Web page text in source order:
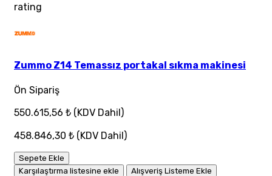
rating
Zummo Z14 Temassız portakal sıkma makinesi
Ön Sipariş
550.615,56 ₺ (KDV Dahil)
458.846,30 ₺ (KDV Dahil)
Sepete Ekle
Karşılaştırma listesine ekle
Alışveriş Listeme Ekle